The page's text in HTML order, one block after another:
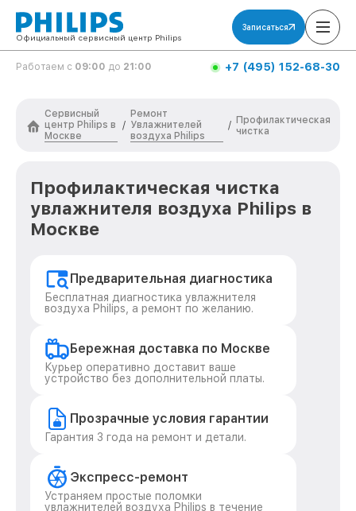
Официальный сервисный центр Philips
Записаться
Работаем с 09:00 до 21:00 +7 (495) 152-68-30
Сервисный
центр Philips в
Москве
/
Ремонт
Увлажнителей
воздуха Philips
/ Профилактическая
чистка
Профилактическая чистка
увлажнителя воздуха Philips в
Москве
Предварительная диагностика
Бесплатная диагностика увлажнителя
воздуха Philips, а ремонт по желанию.
Бережная доставка по Москве
Курьер оперативно доставит ваше
устройство без дополнительной платы.
Прозрачные условия гарантии
Гарантия 3 года на ремонт и детали.
Экспресс-ремонт
Устраняем простые поломки
увлажнителей воздуха Philips в течение